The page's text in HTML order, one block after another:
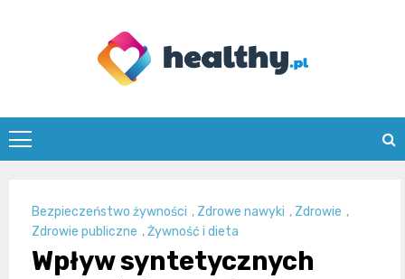
healthy.pl
Bezpieczeństwo żywności , Zdrowe nawyki , Zdrowie ,
Zdrowie publiczne ,Żywność i dieta
Wpływ syntetycznych